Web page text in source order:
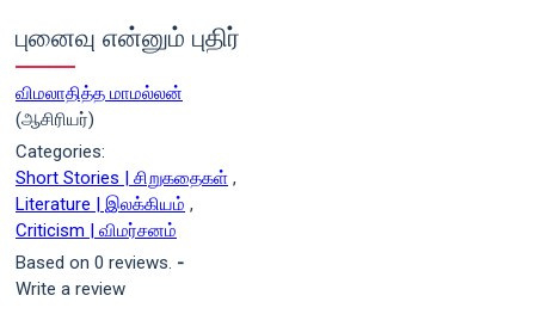
புனைவு என்னும் புதிர்
விமலாதித்த மாமல்லன்
(ஆசிரியர்)
Categories:
Short Stories | சிறுகதைகள் ,
Literature | இலக்கியம் ,
Criticism | விமர்சனம்
Based on 0 reviews. -
Write a review